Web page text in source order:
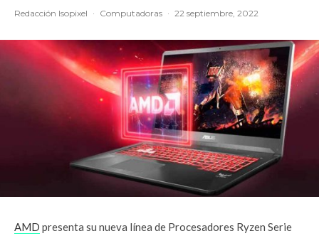
Redacción Isopixel · Computadoras · 22 septiembre, 2022
AMD presenta su nueva línea de Procesadores Ryzen Serie